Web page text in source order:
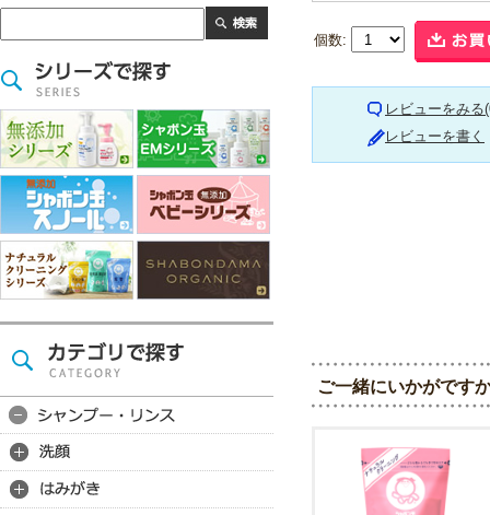
個数:
レビューをみる
レビューを書く
ご一緒にいかがです